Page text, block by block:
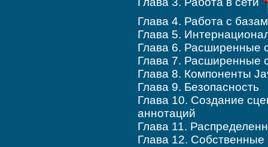
Глава 4. Работа с
Глава 5.
Глава 6. Расширенные
Глава 7. Расширенные
Глава 8. Компоненты
Глава 9. Безопасность
Глава 10. Создание
аннотаций
Глава 11.
Глава 12.